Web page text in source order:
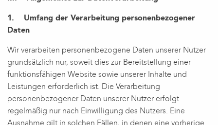
1. Umfang der Verarbeitung personenbezogener
Daten
Wir verarbeiten personenbezogene Daten unserer Nutzer
grundsätzlich nur, soweit dies zur Bereitstellung einer
funktionsfähigen Website sowie unserer Inhalte und
Leistungen erforderlich ist. Die Verarbeitung
personenbezogener Daten unserer Nutzer erfolgt
regelmäßig nur nach Einwilligung des Nutzers. Eine